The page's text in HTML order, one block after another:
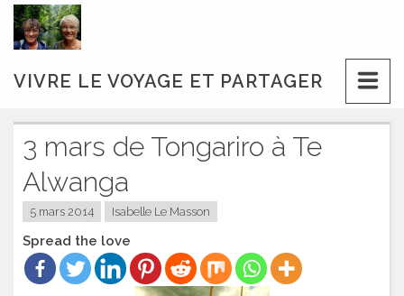
Skip
content
VIVRE LE VOYAGE ET PARTAGER
3 mars de Tongariro à Te
Alwanga
5 mars 2014 Isabelle Le Masson
Spread the love